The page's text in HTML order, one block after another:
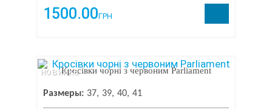
1500.00ГРН
Кросівки чорні з червоним Parliament
Размеры: 37 39 40 41
новинка